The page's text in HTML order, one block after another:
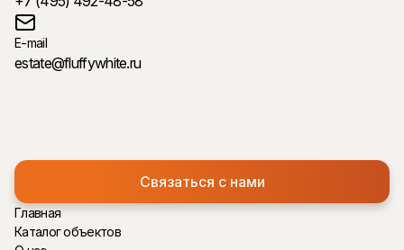
E-mail
estate@fluffywhite.ru
Связаться с нами
Главная
Каталог объектов